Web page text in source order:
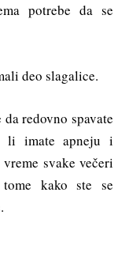
potrebe da se
deo slagalice.
redovno spavate
li imate apneju i
svake večeri
kako ste se